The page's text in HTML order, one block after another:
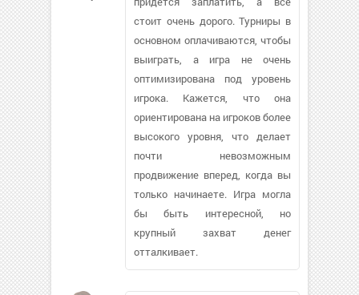
стоит очень дорого. Турниры в
основном оплачиваются, чтобы
выиграть, а игра не очень
оптимизирована под уровень
игрока. Кажется, что она
ориентирована на игроков более
высокого уровня, что делает
почти невозможным
продвижение вперед, когда вы
только начинаете. Игра могла
бы быть интересной, но
крупный захват денег
отталкивает.